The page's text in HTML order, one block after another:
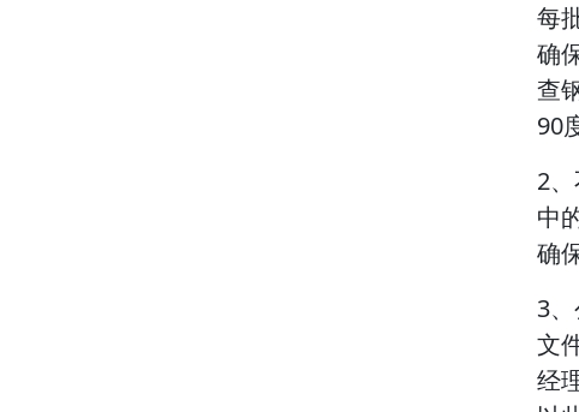
每
确
查
90
2
中
确
3
文
经